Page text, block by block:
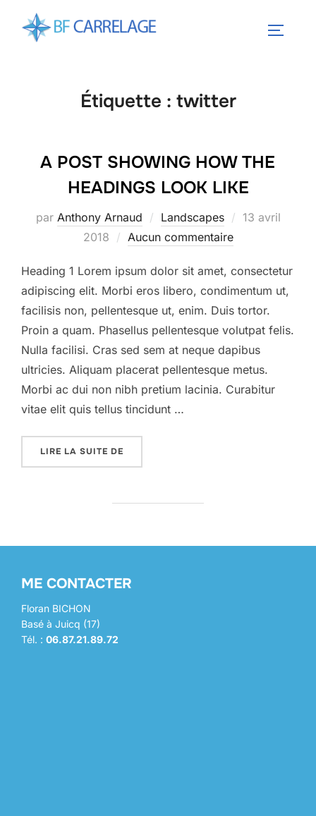
Étiquette : twitter
A POST SHOWING HOW THE
HEADINGS LOOK LIKE
par Anthony Arnaud Landscapes
Publié
13 avril
2018
Aucun commentaire
Heading 1 Lorem ipsum dolor sit amet, consectetur
adipiscing elit. Morbi eros libero, condimentum ut,
facilisis non, pellentesque ut, enim. Duis tortor.
Proin a quam. Phasellus pellentesque volutpat felis.
Nulla facilisi. Cras sed sem at neque dapibus
ultricies. Aliquam placerat pellentesque metus.
Morbi ac dui non nibh pretium lacinia. Curabitur
vitae elit quis tellus tincidunt …
LIRE LA SUITE DE
ME CONTACTER
Floran BICHON
Basé à Juicq (17)
Tél. : 06.87.21.89.72